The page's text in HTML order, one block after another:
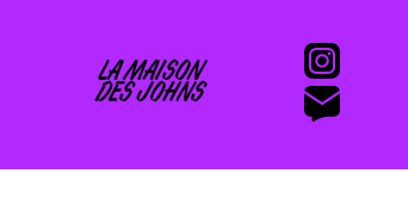
LA MAISON
DES JOHNS